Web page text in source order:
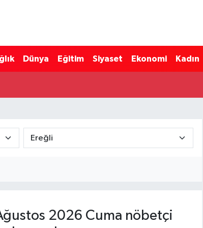
Dünya Eğitim Siyaset Ekonomi Kadın
2026 Cuma nöbetçi